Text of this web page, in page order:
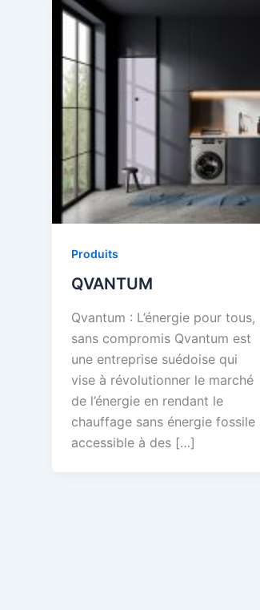
Produits
QVANTUM
Qvantum : L’énergie pour tous,
sans compromis Qvantum est
une entreprise suédoise qui
vise à révolutionner le marché
de l’énergie en rendant le
chauffage sans énergie fossile
accessible à des […]